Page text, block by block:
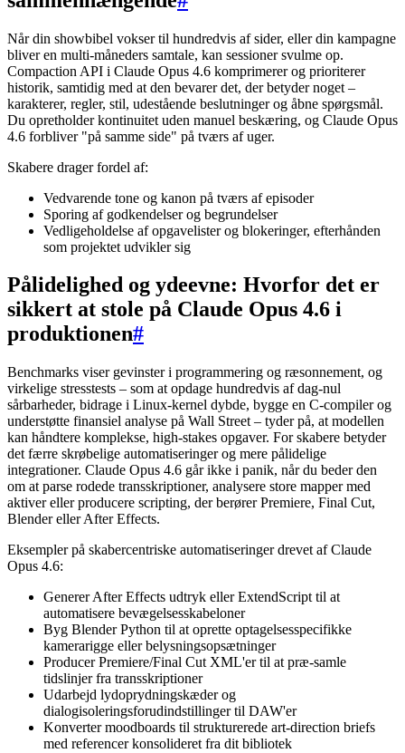
Når din showbibel vokser til hundredvis af sider, eller din kampagne
bliver en multi-måneders samtale, kan sessioner svulme op.
Compaction API i Claude Opus 4.6 komprimerer og prioriterer
historik, samtidig med at den bevarer det, der betyder noget –
karakterer, regler, stil, udestående beslutninger og åbne spørgsmål.
Du opretholder kontinuitet uden manuel beskæring, og Claude Opus
4.6 forbliver "på samme side" på tværs af uger.
Skabere drager fordel af:
Vedvarende tone og kanon på tværs af episoder
Sporing af godkendelser og begrundelser
Vedligeholdelse af opgavelister og blokeringer, efterhånden
som projektet udvikler sig
Pålidelighed og ydeevne: Hvorfor det er
sikkert at stole på Claude Opus 4.6 i
produktionen#
Benchmarks viser gevinster i programmering og ræsonnement, og
virkelige stresstests – som at opdage hundredvis af dag-nul
sårbarheder, bidrage i Linux-kernel dybde, bygge en C-compiler og
understøtte finansiel analyse på Wall Street – tyder på, at modellen
kan håndtere komplekse, high-stakes opgaver. For skabere betyder
det færre skrøbelige automatiseringer og mere pålidelige
integrationer. Claude Opus 4.6 går ikke i panik, når du beder den
om at parse rodede transskriptioner, analysere store mapper med
aktiver eller producere scripting, der berører Premiere, Final Cut,
Blender eller After Effects.
Eksempler på skabercentriske automatiseringer drevet af Claude
Opus 4.6:
Generer After Effects udtryk eller ExtendScript til at
automatisere bevægelsesskabeloner
Byg Blender Python til at oprette optagelsesspecifikke
kamerarigge eller belysningsopsætninger
Producer Premiere/Final Cut XML'er til at præ-samle
tidslinjer fra transskriptioner
Udarbejd lydoprydningskæder og
dialogisoleringsforudindstillinger til DAW'er
Konverter moodboards til strukturerede art-direction briefs
med referencer konsolideret fra dit bibliotek